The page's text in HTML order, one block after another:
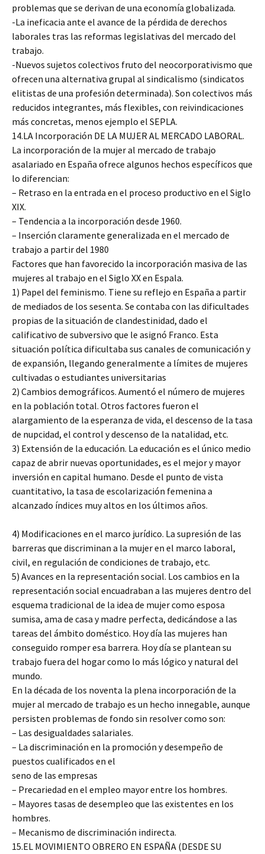
problemas que se derivan de una economía globalizada.
-La ineficacia ante el avance de la pérdida de derechos
laborales tras las reformas legislativas del mercado del
trabajo.
-Nuevos sujetos colectivos fruto del neocorporativismo que
ofrecen una alternativa grupal al sindicalismo (sindicatos
elitistas de una profesión determinada). Son colectivos más
reducidos integrantes, más flexibles, con reivindicaciones
más concretas, menos ejemplo el SEPLA.
14.LA Incorporación DE LA MUJER AL MERCADO LABORAL.
La incorporación de la mujer al mercado de trabajo
asalariado en España ofrece algunos hechos específicos que
lo diferencian:
– Retraso en la entrada en el proceso productivo en el Siglo
XIX.
– Tendencia a la incorporación desde 1960.
– Inserción claramente generalizada en el mercado de
trabajo a partir del 1980
Factores que han favorecido la incorporación masiva de las
mujeres al trabajo en el Siglo XX en Espala.
1) Papel del feminismo. Tiene su reflejo en España a partir
de mediados de los sesenta. Se contaba con las dificultades
propias de la situación de clandestinidad, dado el
calificativo de subversivo que le asignó Franco. Esta
situación política dificultaba sus canales de comunicación y
de expansión, llegando generalmente a límites de mujeres
cultivadas o estudiantes universitarias
2) Cambios demográficos. Aumentó el número de mujeres
en la población total. Otros factores fueron el
alargamiento de la esperanza de vida, el descenso de la tasa
de nupcidad, el control y descenso de la natalidad, etc.
3) Extensión de la educación. La educación es el único medio
capaz de abrir nuevas oportunidades, es el mejor y mayor
inversión en capital humano. Desde el punto de vista
cuantitativo, la tasa de escolarización femenina a
alcanzado índices muy altos en los últimos años.
4) Modificaciones en el marco jurídico. La supresión de las
barreras que discriminan a la mujer en el marco laboral,
civil, en regulación de condiciones de trabajo, etc.
5) Avances en la representación social. Los cambios en la
representación social encuadraban a las mujeres dentro del
esquema tradicional de la idea de mujer como esposa
sumisa, ama de casa y madre perfecta, dedicándose a las
tareas del ámbito doméstico. Hoy día las mujeres han
conseguido romper esa barrera. Hoy día se plantean su
trabajo fuera del hogar como lo más lógico y natural del
mundo.
En la década de los noventa la plena incorporación de la
mujer al mercado de trabajo es un hecho innegable, aunque
persisten problemas de fondo sin resolver como son:
– Las desigualdades salariales.
– La discriminación en la promoción y desempeño de
puestos cualificados en el
seno de las empresas
– Precariedad en el empleo mayor entre los hombres.
– Mayores tasas de desempleo que las existentes en los
hombres.
– Mecanismo de discriminación indirecta.
15.EL MOVIMIENTO OBRERO EN ESPAÑA (DESDE SU